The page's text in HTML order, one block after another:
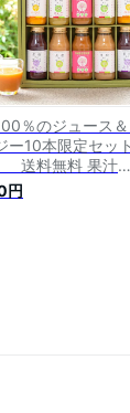
％のジュース＆
ー10本限定セット
料無料 果汁
なかひら農場 製
円